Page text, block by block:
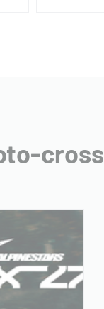
cross